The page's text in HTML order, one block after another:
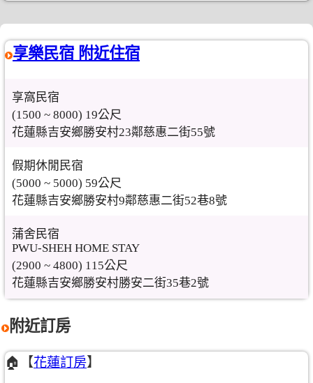
享樂民宿 附近住宿
享窩民宿
(1500 ~ 8000) 19公尺
花蓮縣吉安鄉勝安村23鄰慈惠二街55號
假期休閒民宿
(5000 ~ 5000) 59公尺
花蓮縣吉安鄉勝安村9鄰慈惠二街52巷8號
蒲舍民宿
PWU-SHEH HOME STAY
(2900 ~ 4800) 115公尺
花蓮縣吉安鄉勝安村勝安二街35巷2號
附近訂房
🏠【花蓮訂房】